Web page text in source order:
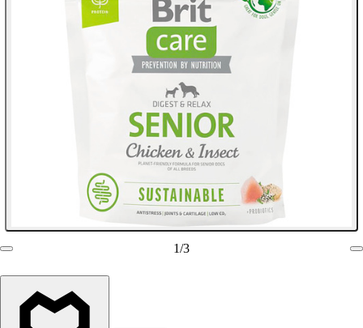
1/3